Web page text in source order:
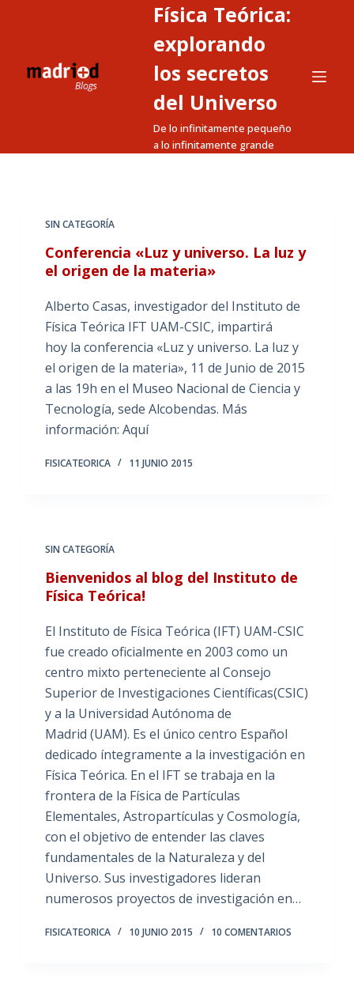
Física Teórica:
explorando
los secretos
del Universo
De lo infinitamente pequeño
a lo infinitamente grande
SIN CATEGORÍA
Conferencia «Luz y universo. La luz y
el origen de la materia»
Alberto Casas, investigador del Instituto de
Física Teórica IFT UAM-CSIC, impartirá
hoy la conferencia «Luz y universo. La luz y
el origen de la materia», 11 de Junio de 2015
a las 19h en el Museo Nacional de Ciencia y
Tecnología, sede Alcobendas. Más
información: Aquí
FISICATEORICA 11 JUNIO 2015
SIN CATEGORÍA
Bienvenidos al blog del Instituto de
Física Teórica!
El Instituto de Física Teórica (IFT) UAM-CSIC
fue creado oficialmente en 2003 como un
centro mixto perteneciente al Consejo
Superior de Investigaciones Científicas(CSIC)
y a la Universidad Autónoma de
Madrid (UAM). Es el único centro Español
dedicado íntegramente a la investigación en
Física Teórica. En el IFT se trabaja en la
frontera de la Física de Partículas
Elementales, Astropartículas y Cosmología,
con el objetivo de entender las claves
fundamentales de la Naturaleza y del
Universo. Sus investigadores lideran
numerosos proyectos de investigación en…
FISICATEORICA 10 JUNIO 2015 10 COMENTARIOS